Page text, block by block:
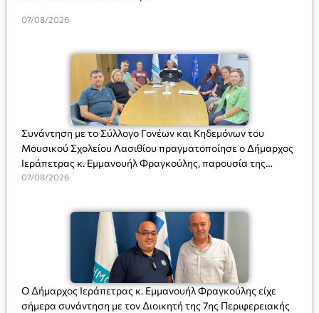
07/08/2026
Συνάντηση με το Σύλλογο Γονέων και Κηδεμόνων του
Μουσικού Σχολείου Λασιθίου πραγματοποίησε ο Δήμαρχος
Ιεράπετρας κ. Εμμανουήλ Φραγκούλης, παρουσία της
Διευθύντριας του σχολείου κας Μαριάννας Χαΐτα.
07/08/2026
Ο Δήμαρχος Ιεράπετρας κ. Εμμανουήλ Φραγκούλης είχε
σήμερα συνάντηση με τον Διοικητή της 7ης Περιφερειακής